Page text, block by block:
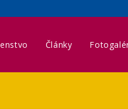
Články